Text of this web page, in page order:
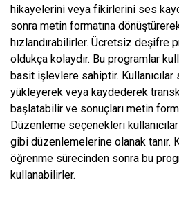
hikayelerini veya fikirlerini ses
sonra metin formatına
hızlandırabilirler. Ücretsiz deşifre
oldukça kolaydır. Bu programlar
basit işlevlere sahiptir. Kullanıcılar
yükleyerek veya kaydederek
başlatabilir ve sonuçları metin
Düzenleme seçenekleri
gibi düzenlemelerine olanak tanır.
öğrenme sürecinden sonra bu
kullanabilirler.